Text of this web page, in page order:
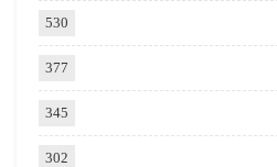
530
377
345
302